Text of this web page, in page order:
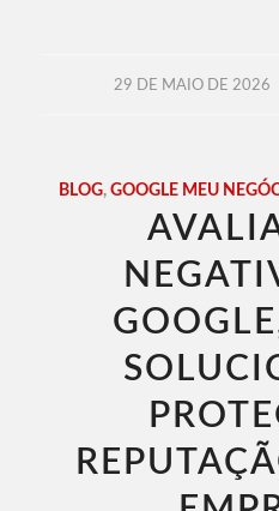
29 DE MAIO DE 2026
/
BLOG,GOOGLE MEU